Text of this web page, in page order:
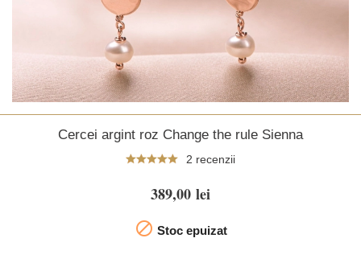
Cercei argint roz Change the rule Sienna
2 recenzii
389,00 lei
 Stoc epuizat